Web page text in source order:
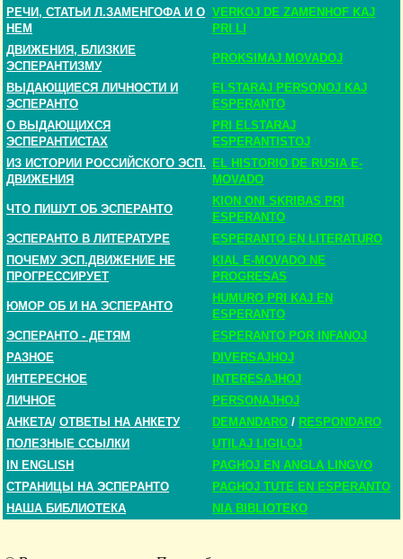
РЕЧИ, СТАТЬИ Л.ЗАМЕНГОФА И О
НЕМ
VERKOJ DE ZAMENHOF KAJ
PRI LI
ДВИЖЕНИЯ, БЛИЗКИЕ
ЭСПЕРАНТИЗМУ
PROKSIMAJ MOVADOJ
ВЫДАЮЩИЕСЯ ЛИЧНОСТИ И
ЭСПЕРАНТО
ELSTARAJ PERSONOJ KAJ
ESPERANTO
О ВЫДАЮЩИХСЯ
ЭСПЕРАНТИСТАХ
PRI ELSTARAJ
ESPERANTISTOJ
ИЗ ИСТОРИИ РОССИЙСКОГО ЭСП.
ДВИЖЕНИЯ
EL HISTORIO DE RUSIA E-
MOVADO
ЧТО ПИШУТ ОБ ЭСПЕРАНТО
KION ONI SKRIBAS PRI
ESPERANTO
ЭСПЕРАНТО В ЛИТЕРАТУРЕ
ESPERANTO EN LITERATURO
ПОЧЕМУ ЭСП.ДВИЖЕНИЕ НЕ
ПРОГРЕССИРУЕТ
KIAL E-MOVADO NE
PROGRESAS
ЮМОР ОБ И НА ЭСПЕРАНТО
HUMURO PRI KAJ EN
ESPERANTO
ЭСПЕРАНТО - ДЕТЯМ
ESPERANTO POR INFANOJ
РАЗНОЕ
DIVERSAJHOJ
ИНТЕРЕСНОЕ
INTERESAJHOJ
ЛИЧНОЕ
PERSONAJHOJ
АНКЕТА/ ОТВЕТЫ НА АНКЕТУ DEMANDARO / RESPONDARO
ПОЛЕЗНЫЕ ССЫЛКИ
UTILAJ LIGILOJ
IN ENGLISH
PAGHOJ EN ANGLA LINGVO
СТРАНИЦЫ НА ЭСПЕРАНТО
PAGHOJ TUTE EN ESPERANTO
НАША БИБЛИОТЕКА
NIA BIBLIOTEKO